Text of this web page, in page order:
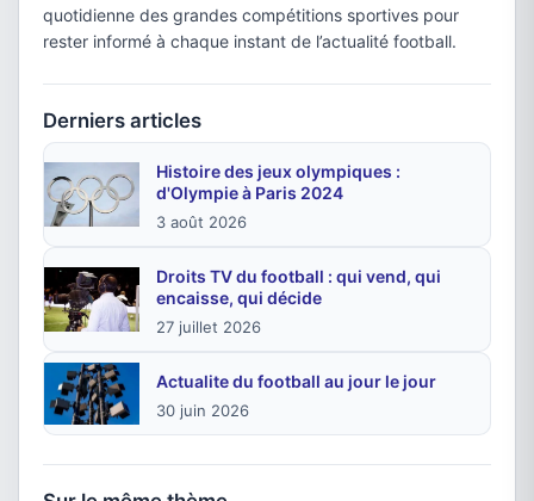
quotidienne des grandes compétitions sportives pour
rester informé à chaque instant de l’actualité football.
Derniers articles
Histoire des jeux olympiques :
d'Olympie à Paris 2024
3 août 2026
Droits TV du football : qui vend, qui
encaisse, qui décide
27 juillet 2026
Actualite du football au jour le jour
30 juin 2026